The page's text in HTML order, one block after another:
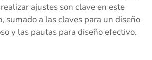
ajustes son clave en este
sumado a las claves para un diseño
y las pautas para diseño efectivo.